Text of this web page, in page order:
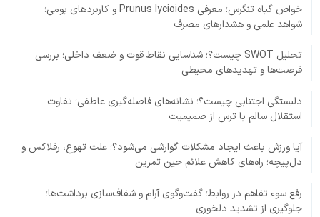
خواص گیاه تنگرس؛ معرفی Prunus lycioides و کاربردهای بومی؛
شواهد علمی و هشدارهای مصرف
تحلیل SWOT چیست؟؛ شناسایی نقاط قوت و ضعف داخلی؛ بررسی
فرصت‌ها و تهدیدهای محیطی
دلبستگی اجتنابی چیست؟؛ نشانه‌های فاصله‌گیری عاطفی؛ تفاوت
استقلال سالم با ترس از صمیمیت
آیا ورزش باعث ایجاد مشکلات گوارشی می‌شود؟؛ علت تهوع، رفلاکس و
دل‌پیچه؛ راه‌های کاهش علائم حین تمرین
رفع سوء تفاهم در روابط؛ گفت‌وگوی آرام و شفاف‌سازی برداشت‌ها؛
جلوگیری از تشدید دلخوری